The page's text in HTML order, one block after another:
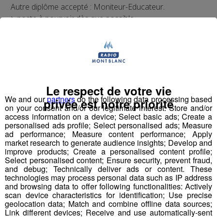
Autre diplôme accepté : Moniteur-Educateur.
> poste à pourvoir dès que possible
CDI, 35h hebdomadaires, travail 1 weekend /2
Rémunération base conventionnelle CCN 1966,
salaire brut mensuel (indicatif de base, ancienneté
et diplôme pris en compte) : 2 000€
Mutuelle prise en charge à 90% par l’employeur
Financement VAE et formations par l’employeur,
avantages œuvres sociales, cycle de travail en 2
semaines (1 semaine 5 jours et 1 semaine 4 jours
travaillés)...
Présentation
Fonction:
We and ourpartnersdo the following data processing based
on your consent and/or our legitimate interest: Store and/or
access information on a device; Select basic ads; Create a
personalised ads profile; Select personalised ads; Measure
ad performance; Measure content performance; Apply
market research to generate audience insights; Develop and
improve products; Create a personalised content profile;
Select personalised content; Ensure security, prevent fraud,
and debug; Technically deliver ads or content. These
technologies may process personal data such as IP address
and browsing data to offer following functionalities: Actively
scan device characteristics for identification; Use precise
geolocation data; Match and combine offline data sources;
Link different devices; Receive and use automatically-sent
Le respect de votre vie
privée est notre priorité